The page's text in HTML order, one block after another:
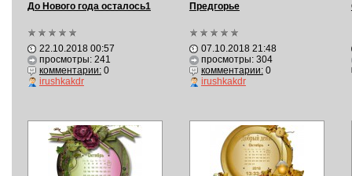
До Нового года осталось1
22.10.2018 00:57
просмотры: 241
комментарии:0
irushkakdr
Предгорье
07.10.2018 21:48
просмотры: 304
комментарии:0
irushkakdr